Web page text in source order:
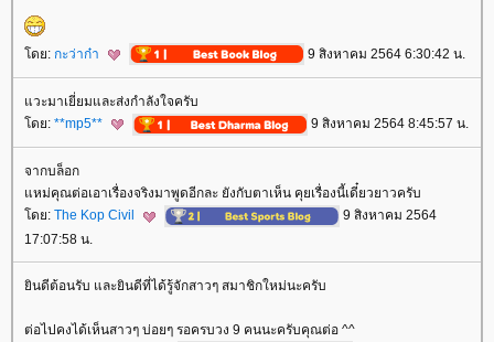
ดย: กะว่าก๋า 9 สิงหาคม 2564 6:30:42 น.
วะมาเยี่ยมและส่งกำลังใจครับ
ดย: **mp5** 9 สิงหาคม 2564 8:45:57 น.
จากบล็อก
หม่คุณต่อเอาเรื่องจริงมาพูดอีกละ ยังกับตาเห็น คุยเรื่องนี้เดี๋ยวยาวครับ
ดย: The Kop Civil
9 สิงหาคม 2564
17:07:58 น.
ินดีต้อนรับ และยินดีที่ได้รู้จักสาวๆ สมาชิกใหม่นะครับ
ต่อไปคงได้เห็นสาวๆ บ่อยๆ รอครบวง 9 คนนะครับคุณต่อ ^^